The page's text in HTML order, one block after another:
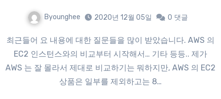
Byounghee 2020년 12월 05일 0 댓글
최근들어 요 내용에 대한 질문들을 많이 받았습니다. AWS 의
EC2 인스턴스와의 비교부터 시작해서… 기타 등등.. 제가
AWS 는 잘 몰라서 제대로 비교하기는 뭐하지만, AWS 의 EC2
상품은 일부를 제외하고는 8…